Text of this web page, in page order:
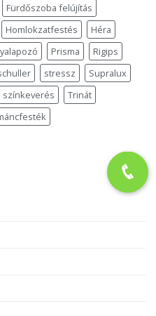
Fürdőszoba felújítás
Homlokzatfestés
Héra
Prisma
Rigips
stressz
Supralux
színkeverés
Trinát